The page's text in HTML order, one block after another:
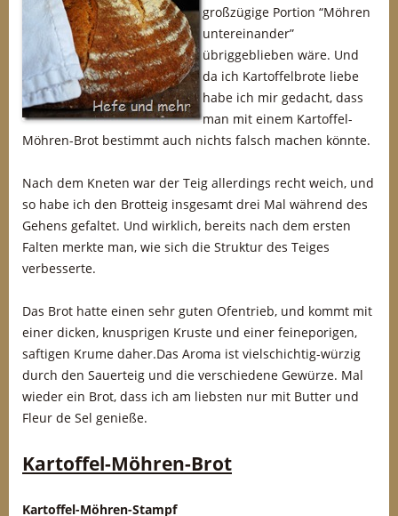
großzügige Portion “Möhren
untereinander”
übriggeblieben wäre. Und
da ich Kartoffelbrote liebe
habe ich mir gedacht, dass
man mit einem Kartoffel-
Möhren-Brot bestimmt auch nichts falsch machen könnte.
Nach dem Kneten war der Teig allerdings recht weich, und
so habe ich den Brotteig insgesamt drei Mal während des
Gehens gefaltet. Und wirklich, bereits nach dem ersten
Falten merkte man, wie sich die Struktur des Teiges
verbesserte.
Das Brot hatte einen sehr guten Ofentrieb, und kommt mit
einer dicken, knusprigen Kruste und einer feineporigen,
saftigen Krume daher.Das Aroma ist vielschichtig-würzig
durch den Sauerteig und die verschiedene Gewürze. Mal
wieder ein Brot, dass ich am liebsten nur mit Butter und
Fleur de Sel genieße.
Kartoffel-Möhren-Brot
Kartoffel-Möhren-Stampf